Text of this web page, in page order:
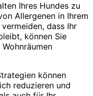
Ihres Hundes zu
Allergenen in Ihrem
dass Ihr
können Sie
können
reduzieren und